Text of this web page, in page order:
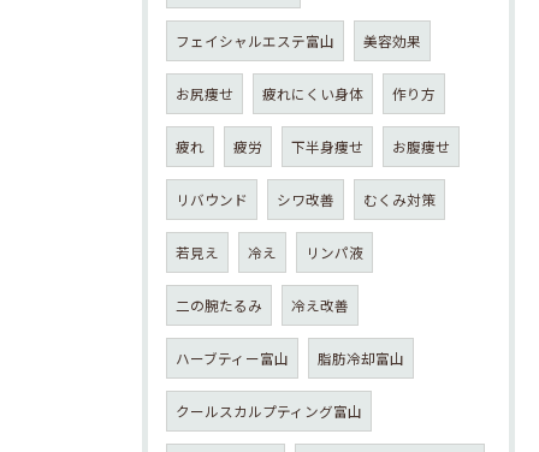
フェイシャルエステ富山 美容効果
お尻痩せ 疲れにくい身体 作り方
疲れ 疲労 下半身痩せ お腹痩せ
リバウンド シワ改善 むくみ対策
若見え 冷え リンパ液
二の腕たるみ 冷え改善
ハーブティー富山 脂肪冷却富山
クールスカルプティング富山